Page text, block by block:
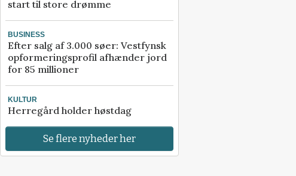
start til store drømme
BUSINESS
Efter salg af 3.000 søer: Vestfynsk
opformeringsprofil afhænder jord
for 85 millioner
KULTUR
Herregård holder høstdag
Se flere nyheder her